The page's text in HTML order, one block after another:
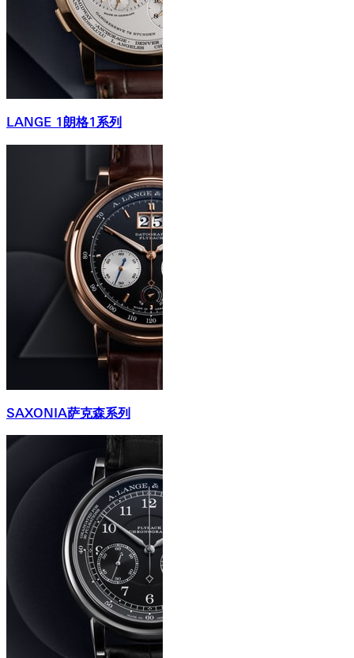
LANGE 1朗格1系列
SAXONIA萨克森系列